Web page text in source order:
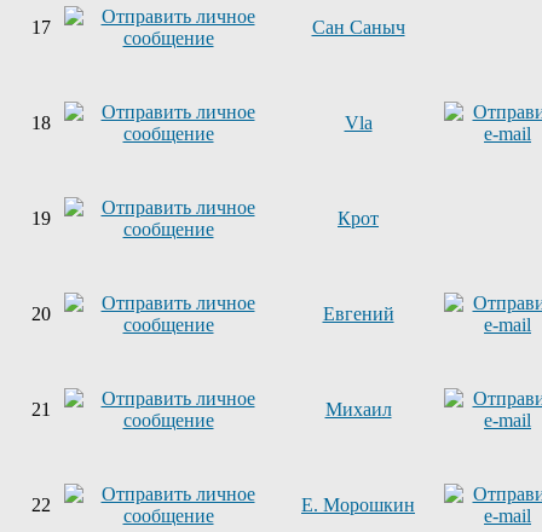
17 Сан Саныч
18 Vla
19 Крот
20 Евгений
21 Михаил
22 Е. Морошкин